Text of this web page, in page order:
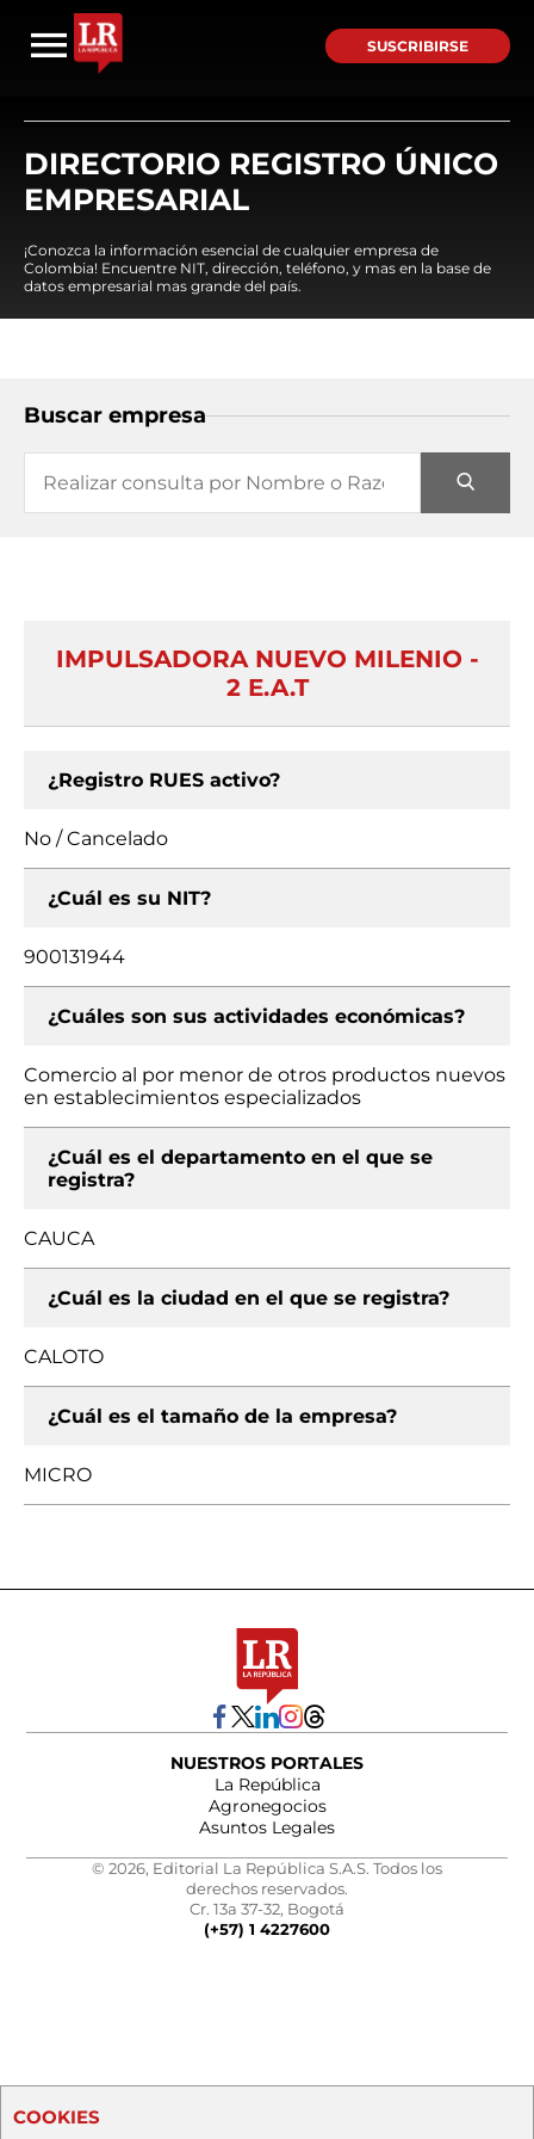
SUSCRIBIRSE
DIRECTORIO REGISTRO ÚNICO
EMPRESARIAL
¡Conozca la información esencial de cualquier empresa de
Colombia! Encuentre NIT, dirección, teléfono, y mas en la base de
datos empresarial mas grande del país.
Buscar empresa
IMPULSADORA NUEVO MILENIO -
2 E.A.T
¿Registro RUES activo?
No / Cancelado
¿Cuál es su NIT?
900131944
¿Cuáles son sus actividades económicas?
Comercio al por menor de otros productos nuevos
en establecimientos especializados
¿Cuál es el departamento en el que se
registra?
CAUCA
¿Cuál es la ciudad en el que se registra?
CALOTO
¿Cuál es el tamaño de la empresa?
MICRO
NUESTROS PORTALES
La República
Agronegocios
Asuntos Legales
© 2026, Editorial La República S.A.S. Todos los
derechos reservados.
Cr. 13a 37-32, Bogotá
(+57) 1 4227600
COOKIES